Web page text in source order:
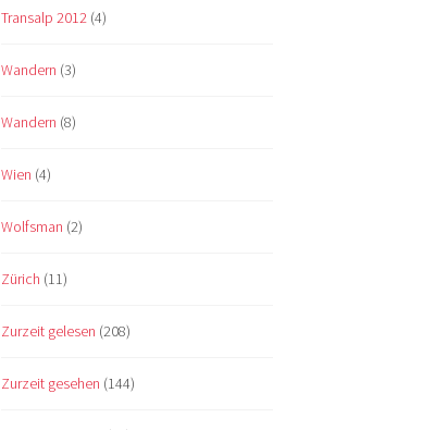
Transalp 2012 (4)
Wandern (3)
Wandern (8)
Wien (4)
Wolfsman (2)
Zürich (11)
Zurzeit gelesen (208)
Zurzeit gesehen (144)